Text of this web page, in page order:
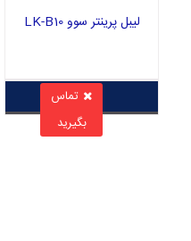
لیبل پرینتر سوو LK-B10
تماس
بگیرید